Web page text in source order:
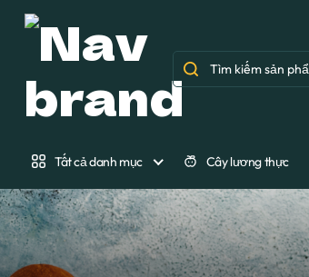
Tất cả danh mục Cây lương thực